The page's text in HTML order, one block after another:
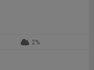
2%